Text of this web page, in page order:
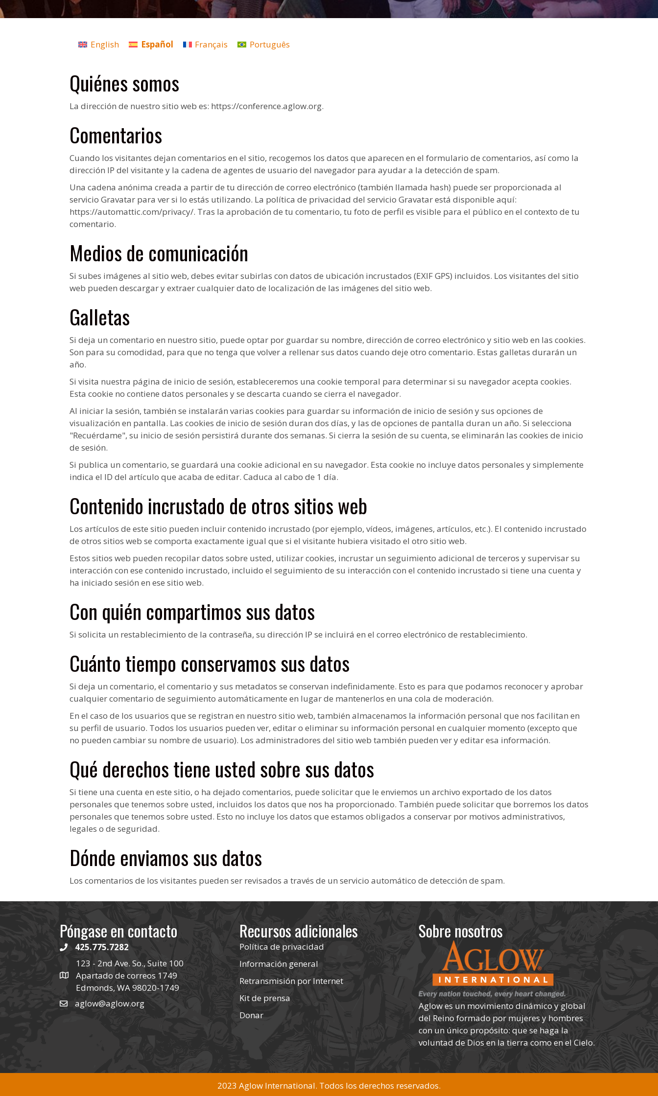
English Español Français Português
Quiénes somos
La dirección de nuestro sitio web es: https://conference.aglow.org.
Comentarios
Cuando los visitantes dejan comentarios en el sitio, recogemos los datos que aparecen en el formulario de comentarios, así como la
dirección IP del visitante y la cadena de agentes de usuario del navegador para ayudar a la detección de spam.
Una cadena anónima creada a partir de tu dirección de correo electrónico (también llamada hash) puede ser proporcionada al
servicio Gravatar para ver si lo estás utilizando. La política de privacidad del servicio Gravatar está disponible aquí:
https://automattic.com/privacy/. Tras la aprobación de tu comentario, tu foto de perfil es visible para el público en el contexto de tu
comentario.
Medios de comunicación
Si subes imágenes al sitio web, debes evitar subirlas con datos de ubicación incrustados (EXIF GPS) incluidos. Los visitantes del sitio
web pueden descargar y extraer cualquier dato de localización de las imágenes del sitio web.
Galletas
Si deja un comentario en nuestro sitio, puede optar por guardar su nombre, dirección de correo electrónico y sitio web en las cookies.
Son para su comodidad, para que no tenga que volver a rellenar sus datos cuando deje otro comentario. Estas galletas durarán un
año.
Si visita nuestra página de inicio de sesión, estableceremos una cookie temporal para determinar si su navegador acepta cookies.
Esta cookie no contiene datos personales y se descarta cuando se cierra el navegador.
Al iniciar la sesión, también se instalarán varias cookies para guardar su información de inicio de sesión y sus opciones de
visualización en pantalla. Las cookies de inicio de sesión duran dos días, y las de opciones de pantalla duran un año. Si selecciona
"Recuérdame", su inicio de sesión persistirá durante dos semanas. Si cierra la sesión de su cuenta, se eliminarán las cookies de inicio
de sesión.
Si publica un comentario, se guardará una cookie adicional en su navegador. Esta cookie no incluye datos personales y simplemente
indica el ID del artículo que acaba de editar. Caduca al cabo de 1 día.
Contenido incrustado de otros sitios web
Los artículos de este sitio pueden incluir contenido incrustado (por ejemplo, vídeos, imágenes, artículos, etc.). El contenido incrustado
de otros sitios web se comporta exactamente igual que si el visitante hubiera visitado el otro sitio web.
Estos sitios web pueden recopilar datos sobre usted, utilizar cookies, incrustar un seguimiento adicional de terceros y supervisar su
interacción con ese contenido incrustado, incluido el seguimiento de su interacción con el contenido incrustado si tiene una cuenta y
ha iniciado sesión en ese sitio web.
Con quién compartimos sus datos
Si solicita un restablecimiento de la contraseña, su dirección IP se incluirá en el correo electrónico de restablecimiento.
Cuánto tiempo conservamos sus datos
Si deja un comentario, el comentario y sus metadatos se conservan indefinidamente. Esto es para que podamos reconocer y aprobar
cualquier comentario de seguimiento automáticamente en lugar de mantenerlos en una cola de moderación.
En el caso de los usuarios que se registran en nuestro sitio web, también almacenamos la información personal que nos facilitan en
su perfil de usuario. Todos los usuarios pueden ver, editar o eliminar su información personal en cualquier momento (excepto que
no pueden cambiar su nombre de usuario). Los administradores del sitio web también pueden ver y editar esa información.
Qué derechos tiene usted sobre sus datos
Si tiene una cuenta en este sitio, o ha dejado comentarios, puede solicitar que le enviemos un archivo exportado de los datos
personales que tenemos sobre usted, incluidos los datos que nos ha proporcionado. También puede solicitar que borremos los datos
personales que tenemos sobre usted. Esto no incluye los datos que estamos obligados a conservar por motivos administrativos,
legales o de seguridad.
Dónde enviamos sus datos
Los comentarios de los visitantes pueden ser revisados a través de un servicio automático de detección de spam.
Póngase en contacto
425.775.7282
123 - 2nd Ave. So., Suite 100
Apartado de correos 1749
Edmonds, WA 98020-1749
aglow@aglow.org
Recursos adicionales
Política de privacidad
Información general
Retransmisión por Internet
Kit de prensa
Donar
Sobre nosotros
Aglow es un movimiento dinámico y global
del Reino formado por mujeres y hombres
con un único propósito: que se haga la
voluntad de Dios en la tierra como en el Cielo.
2023 Aglow International. Todos los derechos reservados.